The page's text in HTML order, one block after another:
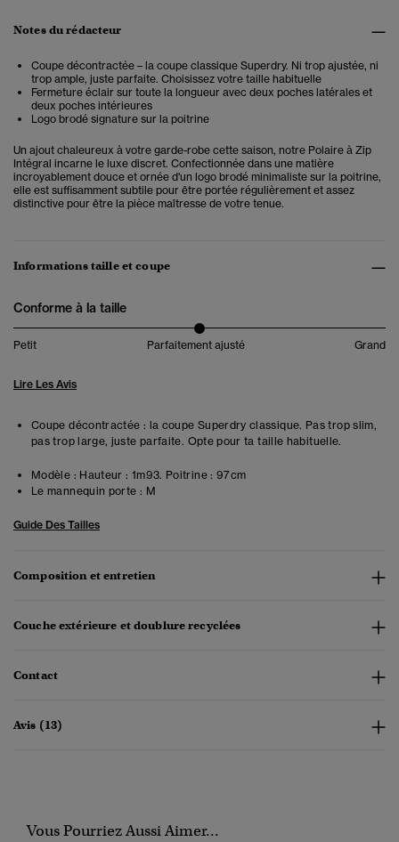
Notes du rédacteur
Coupe décontractée – la coupe classique Superdry. Ni trop ajustée, ni
trop ample, juste parfaite. Choisissez votre taille habituelle
Fermeture éclair sur toute la longueur avec deux poches latérales et
deux poches intérieures
Logo brodé signature sur la poitrine
Un ajout chaleureux à votre garde-robe cette saison, notre Polaire à Zip
Intégral incarne le luxe discret. Confectionnée dans une matière
incroyablement douce et ornée d'un logo brodé minimaliste sur la poitrine,
elle est suffisamment subtile pour être portée régulièrement et assez
distinctive pour être la pièce maîtresse de votre tenue.
Informations taille et coupe
Conforme à la taille
Petit Parfaitement ajusté Grand
Lire Les Avis
Coupe décontractée : la coupe Superdry classique. Pas trop slim,
pas trop large, juste parfaite. Opte pour ta taille habituelle.
Modèle : Hauteur : 1m93. Poitrine : 97cm
Le mannequin porte : M
Guide Des Tailles
Composition et entretien
Couche extérieure et doublure recyclées
Contact
Avis (13)
Vous Pourriez Aussi Aimer...